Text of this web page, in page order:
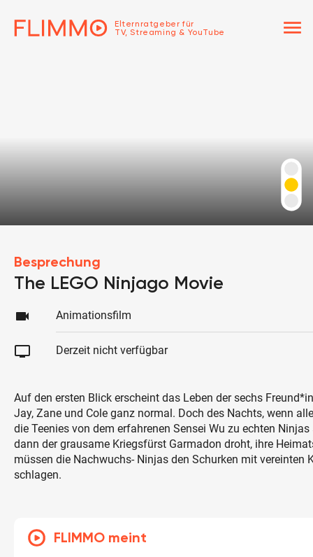
Elternratgeber für
TV, Streaming & YouTube
menu
Besprechung
The LEGO Ninjago Movie
videocam Animationsfilm
tv Derzeit nicht verfügbar
Auf den ersten Blick erscheint das Leben der sechs
Jay, Zane und Cole ganz normal. Doch des Nachts, wenn
die Teenies von dem erfahrenen Sensei Wu zu echten
dann der grausame Kriegsfürst Garmadon droht, ihre
müssen die Nachwuchs- Ninjas den Schurken mit vereinten
schlagen.
FLIMMO meint